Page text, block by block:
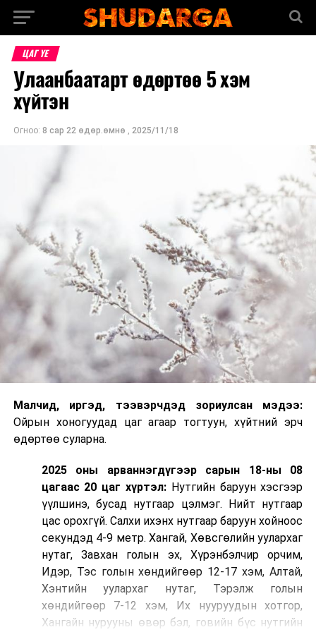
ЦАГ ҮЕ
Улаанбаатарт өдөртөө 5 хэм
хүйтэн
Огноо: 8 сар 22 өдөр.өмнө , 2025/11/18
Малчид, иргэд, тээвэрчдэд зориулсан мэдээ:
Ойрын хоногуудад цаг агаар тогтуун, хүйтний эрч
өдөртөө суларна.
2025 оны арваннэгдүгээр сарын 18-ны 08
цагаас 20 цаг хүртэл:Нутгийн баруун хэсгээр
үүлшинэ, бусад нутгаар цэлмэг. Нийт нутгаар
цас орохгүй. Салхи ихэнх нутгаар баруун хойноос
секундэд 4-9 метр. Хангай, Хөвсгөлийн уулархаг
нутаг, Завхан голын эх, Хүрэнбэлчир орчим,
Идэр, Тэс голын хөндийгөөр 12-17 хэм, Алтай,
Хэнтийн уулархаг нутаг, Тэрэлж голын
хөндийгөөр 7-12 хэм, Их нууруудын хотгор,
Хангайн нурууны өвөр бэл, говийн бүс нутгийн